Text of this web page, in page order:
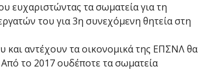
ευχαριστώντας τα σωματεία για τη
του για 3η συνεχόμενη θητεία στη
και αντέχουν τα οικονομικά της ΕΠΣΝΛ θα
Από το 2017 ουδέποτε τα σωματεία